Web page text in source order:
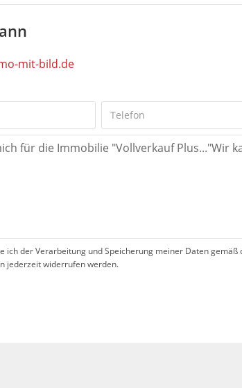
mit-bild.de
ich der Verarbeitung und Speicherung meiner Daten
jederzeit widerrufen werden.